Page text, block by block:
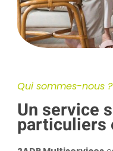
Qui sommes-nous ?
Un service
particuliers